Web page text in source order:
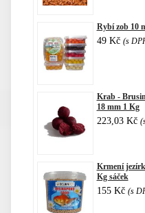
Rybí zob 10
49 Kč (s
Krab -
18 mm 1 Kg
223,03 Kč
Krmení
Kg sáček
155 Kč (s